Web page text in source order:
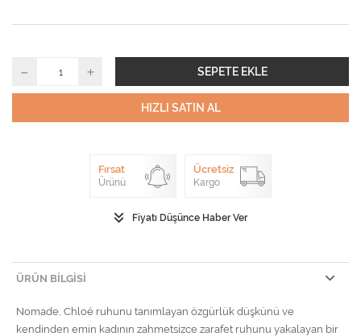
SEPETE EKLE
HIZLI SATIN AL
Fırsat
Ürünü
Ücretsiz
Kargo
Fiyatı Düşünce Haber Ver
ÜRÜN BILGISI
Nomade, Chloé ruhunu tanımlayan özgürlük düşkünü ve
kendinden emin kadının zahmetsizce zarafet ruhunu yakalayan bir